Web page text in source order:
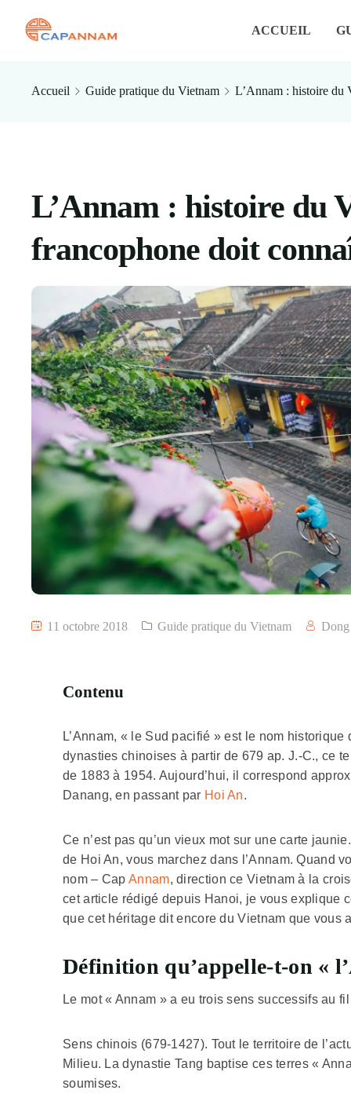
ACCUEIL
Accueil Guide pratique du Vietnam L’Annam : histoire du
L’Annam : histoire du
francophone doit
11 octobre 2018 Guide pratique du Vietnam
Contenu
L’Annam, « le Sud pacifié » est le nom
dynasties chinoises à partir de 679 ap. J.-C., ce
de 1883 à 1954. Aujourd’hui, il correspond
Danang, en passant par Hoi An.
Ce n’est pas qu’un vieux mot sur une carte
de Hoi An, vous marchez dans l’Annam. Quand
nom – CapAnnam, direction ce Vietnam à la
cet article rédigé depuis Hanoi, je vous explique
que cet héritage dit encore du Vietnam que vous
Définition qu’appelle-t-on «
Le mot « Annam » a eu trois sens successifs au
Sens chinois (679-1427). Tout le territoire de
Milieu. La dynastie Tang baptise ces terres «
soumises.